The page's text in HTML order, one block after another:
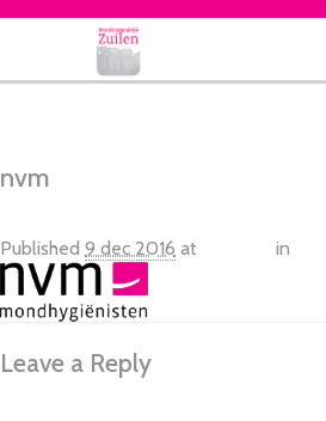
nvm
Published 9 dec 2016 at in
Leave a Reply